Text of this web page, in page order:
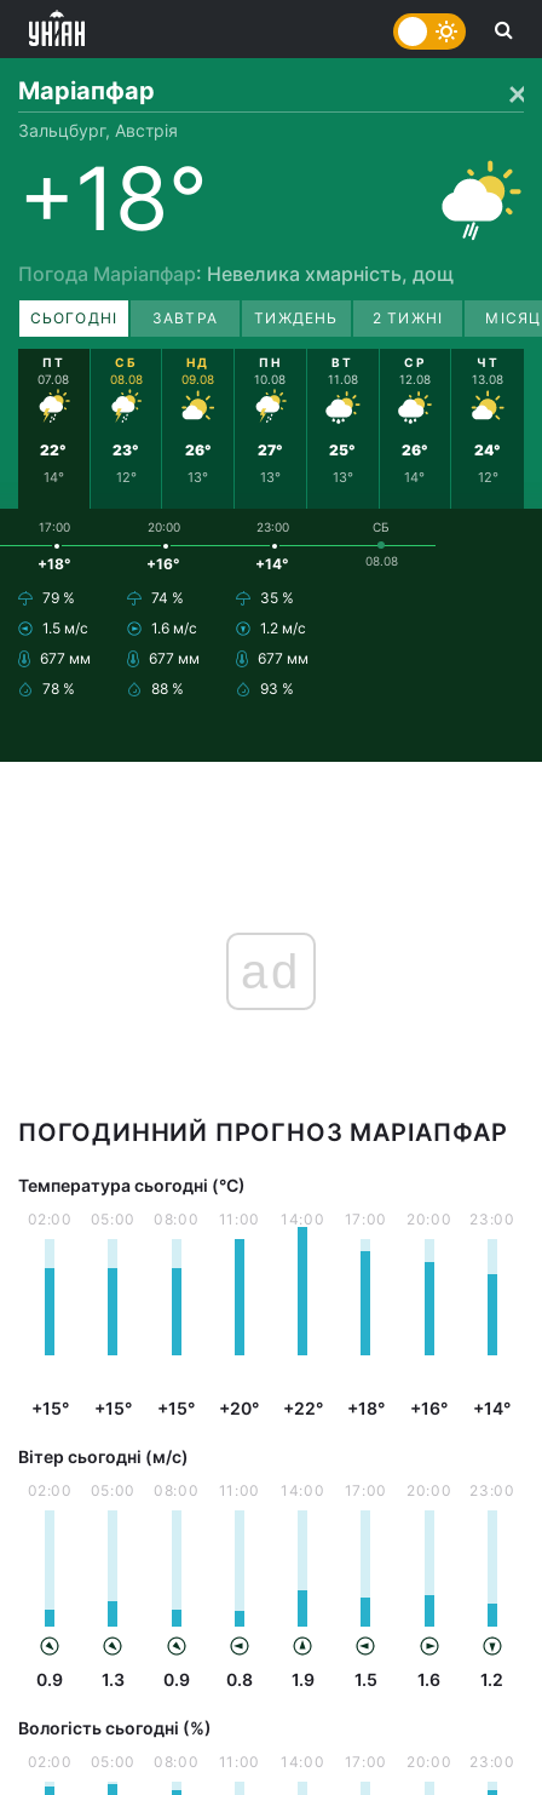
Маріапфар
Зальцбург, Австрія
+18°
Погода Маріапфар: Невелика хмарність, дощ
СЬОГОДНІ ЗАВТРА ТИЖДЕНЬ 2 ТИЖНІ
ПТ
07.08
22°
14°
СБ
08.08
23°
12°
НД
09.08
26°
13°
ПН
10.08
27°
13°
ВТ
11.08
25°
13°
СР
12.08
26°
14°
ЧТ
13.08
24°
12°
17:00
+18°
79 %
1.5 м/с
677 мм
78 %
20:00
+16°
74 %
1.6 м/с
677 мм
88 %
23:00
+14°
35 %
1.2 м/с
677 мм
93 %
СБ
08.08
ad
ПОГОДИННИЙ ПРОГНОЗ МАРІАПФАР
Температура сьогодні (°С)
02:00
+15°
05:00
+15°
08:00
+15°
11:00
+20°
14:00
+22°
17:00
+18°
20:00
+16°
23:00
+14°
Вітер сьогодні (м/с)
02:00
0.9
05:00
1.3
08:00
0.9
11:00
0.8
14:00
1.9
17:00
1.5
20:00
1.6
23:00
1.2
Вологість сьогодні (%)
02:00 05:00 08:00 11:00 14:00 17:00 20:00 23:00